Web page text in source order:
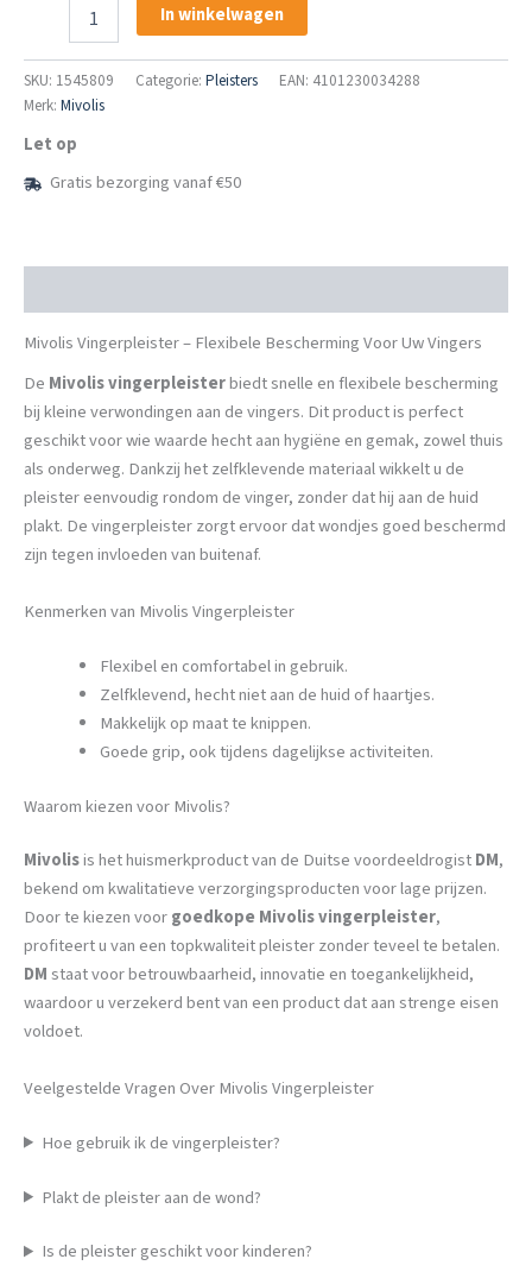
Vingerpleister
In winkelwagen
SKU: 1545809 Categorie: Pleisters
EAN: 4101230034288
Merk: Mivolis
Let op
Gratis bezorging vanaf €50
Mivolis Vingerpleister – Flexibele Bescherming Voor Uw Vingers
De Mivolis vingerpleisterbiedt snelle en flexibele bescherming
bij kleine verwondingen aan de vingers. Dit product is perfect
geschikt voor wie waarde hecht aan hygiëne en gemak, zowel thuis
als onderweg. Dankzij het zelfklevende materiaal wikkelt u de
pleister eenvoudig rondom de vinger, zonder dat hij aan de huid
plakt. De vingerpleister zorgt ervoor dat wondjes goed beschermd
zijn tegen invloeden van buitenaf.
Kenmerken van Mivolis Vingerpleister
Flexibel en comfortabel in gebruik.
Zelfklevend, hecht niet aan de huid of haartjes.
Makkelijk op maat te knippen.
Goede grip, ook tijdens dagelijkse activiteiten.
Waarom kiezen voor Mivolis?
Mivolisis het huismerkproduct van de Duitse voordeeldrogistDM,
bekend om kwalitatieve verzorgingsproducten voor lage prijzen.
Door te kiezen voorgoedkope Mivolis vingerpleister,
profiteert u van een topkwaliteit pleister zonder teveel te betalen.
DMstaat voor betrouwbaarheid, innovatie en toegankelijkheid,
waardoor u verzekerd bent van een product dat aan strenge eisen
voldoet.
Veelgestelde Vragen Over Mivolis Vingerpleister
Hoe gebruik ik de vingerpleister?
Plakt de pleister aan de wond?
Is de pleister geschikt voor kinderen?